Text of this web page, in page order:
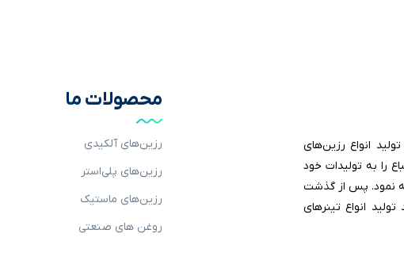
زمینه تولید انواع رزین‌های
را به تولیدات خود
نمود. پس از گذشت
توسعه هدفمند تولید انواع تینرهای
محصولات ما
رزین‌های آلکیدی
رزین‌های پلی‌استر
رزین‌های ماستیک‌
روغن های صنعتی